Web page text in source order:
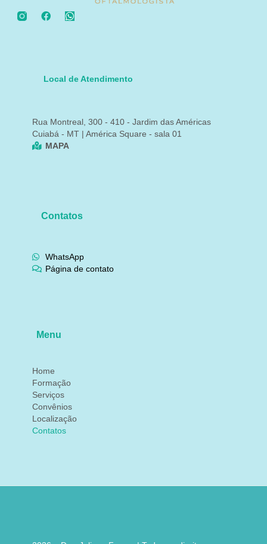
Local de Atendimento
Rua Montreal, 300 - 410 - Jardim das Américas
Cuiabá - MT | América Square - sala 01
MAPA
Contatos
WhatsApp
Página de contato
Menu
Home
Formação
Serviços
Convênios
Localização
Contatos